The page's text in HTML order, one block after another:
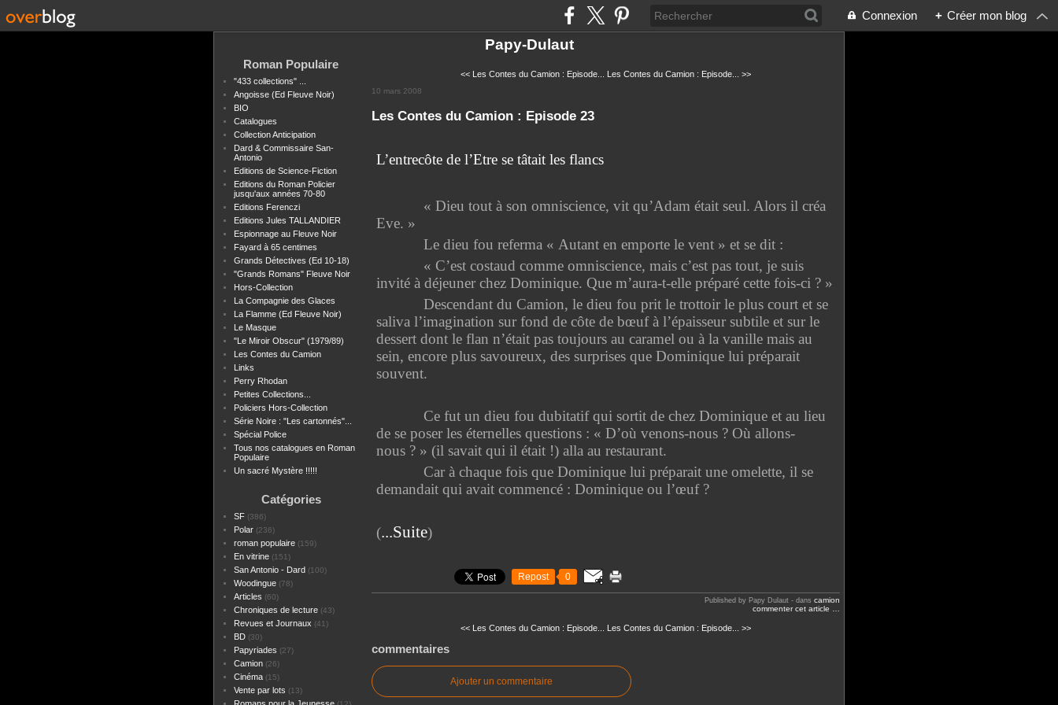
Connexion + Créer mon blog
Papy-Dulaut
Roman Populaire
"433 collections" ...
Angoisse (Ed Fleuve Noir)
BIO
Catalogues
Collection Anticipation
Dard & Commissaire San-
Antonio
Editions de Science-Fiction
Editions du Roman Policier
jusqu'aux années 70-80
Editions Ferenczi
Editions Jules TALLANDIER
Espionnage au Fleuve Noir
Fayard à 65 centimes
Grands Détectives (Ed 10-18)
"Grands Romans" Fleuve Noir
Hors-Collection
La Compagnie des Glaces
La Flamme (Ed Fleuve Noir)
Le Masque
"Le Miroir Obscur" (1979/89)
Les Contes du Camion
Links
Perry Rhodan
Petites Collections...
Policiers Hors-Collection
Série Noire : "Les cartonnés"...
Spécial Police
Tous nos catalogues en Roman
Populaire
Un sacré Mystère !!!!!
Catégories
SF (386)
Polar (236)
roman populaire (159)
En vitrine (151)
San Antonio - Dard (100)
Woodingue (78)
Articles (60)
Chroniques de lecture (43)
Revues et Journaux (41)
BD (30)
Papyriades (27)
Camion (26)
Cinéma (15)
Vente par lots (13)
<< Les Contes du Camion : Episode... Les Contes du Camion : Episode... >>
10 mars 2008
Les Contes du Camion : Episode 23
L’entrecôte de l’Etre se tâtait les flancs
« Dieu tout à son omniscience, vit qu’Adam était seul. Alors il créa
Eve. »
Le dieu fou referma « Autant en emporte le vent » et se dit :
« C’est costaud comme omniscience, mais c’est pas tout, je suis
invité à déjeuner chez Dominique. Que m’aura-t-elle préparé cette fois-ci ? »
Descendant du Camion, le dieu fou prit le trottoir le plus court et se
saliva l’imagination sur fond de côte de bœuf à l’épaisseur subtile et sur le
dessert dont le flan n’était pas toujours au caramel ou à la vanille mais au
sein, encore plus savoureux, des surprises que Dominique lui préparait
souvent.
Ce fut un dieu fou dubitatif qui sortit de chez Dominique et au lieu
de se poser les éternelles questions : « D’où venons-nous ? Où allons-
nous ? » (il savait qui il était !) alla au restaurant.
Car à chaque fois que Dominique lui préparait une omelette, il se
demandait qui avait commencé : Dominique ou l’œuf ?
(...Suite)
Repost 0
Published by Papy Dulaut - dans camion
commenter cet article
<< Les Contes du Camion : Episode... Les Contes du Camion : Episode... >>
commentaires
Ajouter un commentaire